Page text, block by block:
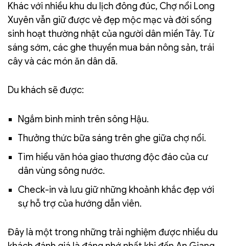
Khác với nhiều khu du lịch đông đúc, Chợ nổi Long
Xuyên vẫn giữ được vẻ đẹp mộc mạc và đời sống
sinh hoạt thường nhật của người dân miền Tây. Từ
sáng sớm, các ghe thuyền mua bán nông sản, trái
cây và các món ăn dân dã.
Du khách sẽ được:
Ngắm bình minh trên sông Hậu.
Thưởng thức bữa sáng trên ghe giữa chợ nổi.
Tìm hiểu văn hóa giao thương độc đáo của cư
dân vùng sông nước.
Check-in và lưu giữ những khoảnh khắc đẹp với
sự hỗ trợ của hướng dẫn viên.
Đây là một trong những trải nghiệm được nhiều du